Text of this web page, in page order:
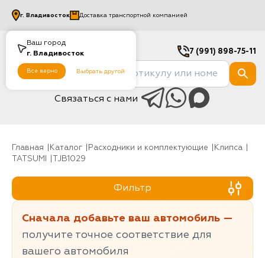
Ваш город
г. Владивосток
Все верно Выбрать другой
г. Владивосток Доставка транспортной компанией
7 (991) 898-75-11
Связаться с нами
Главная Каталог Расходники и комплектующие
клипса
TATSUMI
TJB1029
Фильтр
Сначала добавьте ваш автомобиль —
получите точное соответствие для
вашего автомобиля